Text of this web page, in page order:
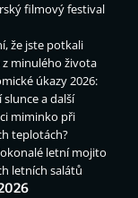
filmový festival
že jste potkali
minulého života
úkazy 2026:
a další
miminko při
teplotách?
letní mojito
letních salátů